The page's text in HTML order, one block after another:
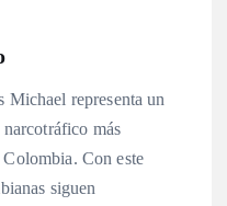
Michael representa un
más
Colombia. Con este
siguen